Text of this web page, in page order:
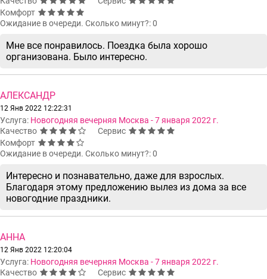
Комфорт
Ожидание в очереди. Сколько минут?: 0
Мне все понравилось. Поездка была хорошо
организована. Было интересно.
АЛЕКСАНДР
12 Янв 2022 12:22:31
Услуга: Новогодняя вечерняя Москва - 7 января 2022 г.
Качество
Сервис
Комфорт
Ожидание в очереди. Сколько минут?: 0
Интересно и познавательно, даже для взрослых.
Благодаря этому предложению вылез из дома за все
новогодние праздники.
АННА
12 Янв 2022 12:20:04
Услуга: Новогодняя вечерняя Москва - 7 января 2022 г.
Качество
Сервис